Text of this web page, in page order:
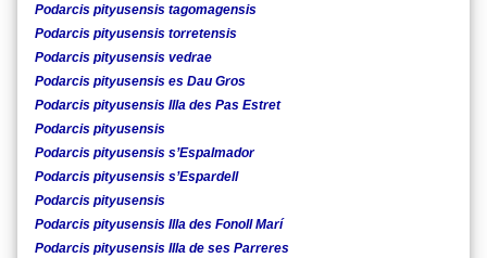
Podarcis pityusensis tagomagensis
Podarcis pityusensis torretensis
Podarcis pityusensis vedrae
Podarcis pityusensis es Dau Gros
Podarcis pityusensis Illa des Pas Estret
Podarcis pityusensis
Podarcis pityusensis s’Espalmador
Podarcis pityusensis s’Espardell
Podarcis pityusensis
Podarcis pityusensis Illa des Fonoll Marí
Podarcis pityusensis Illa de ses Parreres